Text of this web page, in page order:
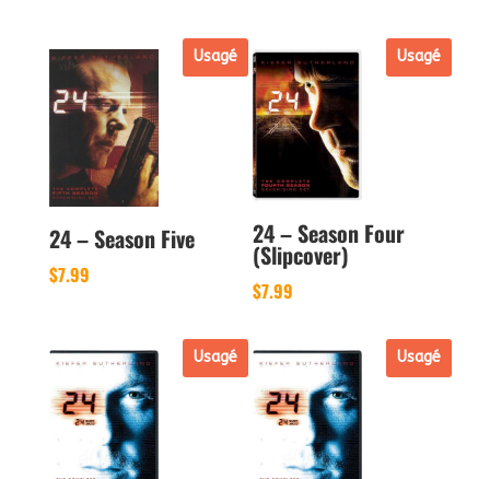
Usagé
24 – Season Five
$7.99
Usagé
24 – Season Four
(Slipcover)
$7.99
Usagé Usagé